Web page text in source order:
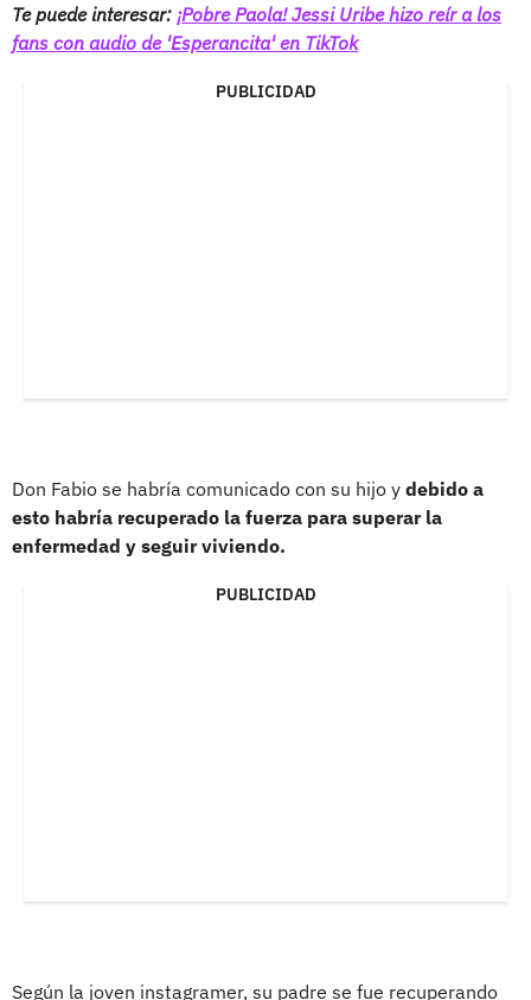
Te puede interesar: ¡Pobre Paola! Jessi Uribe hizo reír a los
fans con audio de 'Esperancita' en TikTok
PUBLICIDAD
Don Fabio se habría comunicado con su hijo y debido a
esto habría recuperado la fuerza para superar la
enfermedad y seguir viviendo.
PUBLICIDAD
Según la joven instagramer, su padre se fue recuperando